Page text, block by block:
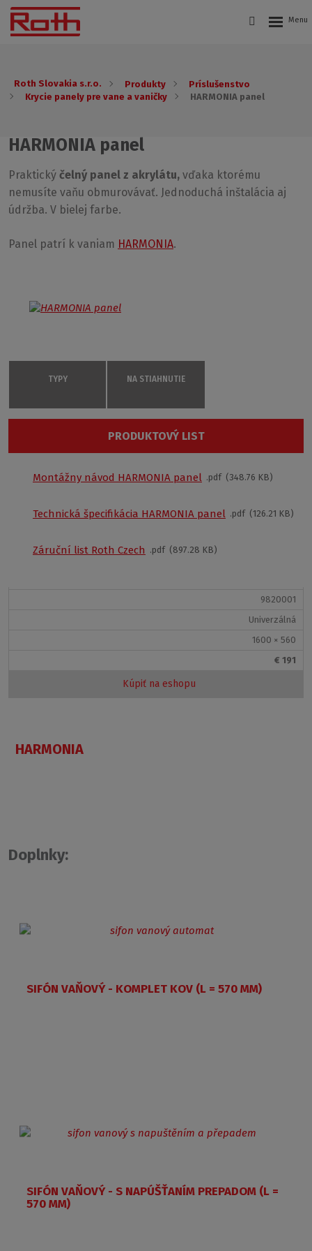
Roth Slovakia s.r.o. Produkty
Príslušenstvo
Krycie panely pre vane a vaničky
HARMONIA panel
HARMONIA panel
Praktický čelný panel z akrylátu, vďaka ktorému
nemusíte vaňu obmurovávať. Jednoduchá inštalácia aj
údržba. V bielej farbe.
Panel patrí k vaniam HARMONIA.
TYPY
€ 191
9820001
Univerzálná
1600 × 560
€ 191
Kúpiť na eshopu
NA STIAHNUTIE
PRODUKTOVÝ LIST
Montážny návod HARMONIA panel pdf 348.76 KB
Technická špecifikácia HARMONIA panel pdf 126.21 KB
Záruční list Roth Czech pdf 897.28 KB
HARMONIA
Doplnky:
SIFÓN VAŇOVÝ - KOMPLET KOV (L = 570 MM)
SIFÓN VAŇOVÝ - S NAPÚŠŤANÍM PREPADOM (L =
570 MM)